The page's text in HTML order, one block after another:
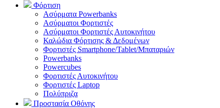
Φόρτιση
Ασύρματα Powerbanks
Aσύρματοι Φορτιστές
Ασύρματοι Φορτιστές Αυτοκινήτου
Καλώδια Φόρτισης & Δεδομένων
Φορτιστές Smartphone/Tablet/Μπαταριών
Powerbanks
Powercubes
Φορτιστές Αυτοκινήτου
Φορτιστές Laptop
Πολύπριζα
Προστασία Οθόνης